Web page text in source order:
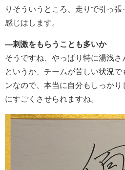
りそういうところ、走りで引っ張
感じはします。
―刺激をもらうことも多いか
そうですね、やっぱり特に湯浅
というか、チームが苦しい状況
ンなので、本当に自分もしっか
にすごくさせられますね。